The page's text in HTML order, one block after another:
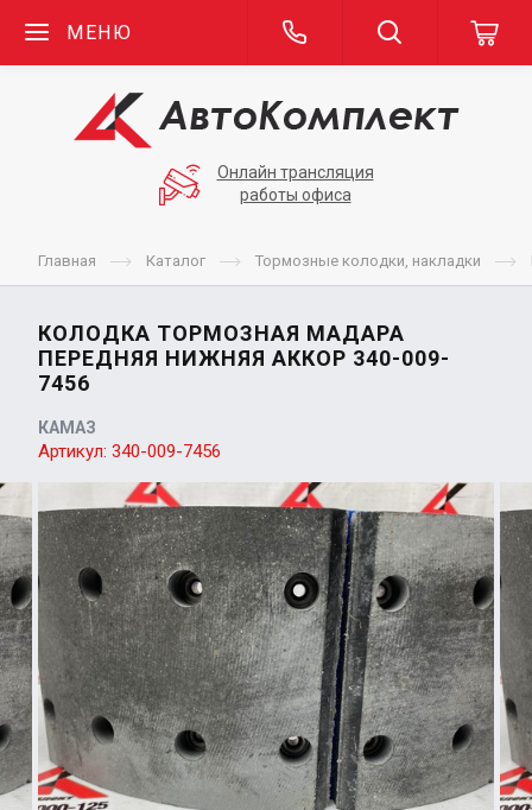
МЕНЮ
Онлайн трансляция
работы офиса
Главная Каталог Тормозные колодки, накладки
КОЛОДКА ТОРМОЗНАЯ МАДАРА
ПЕРЕДНЯЯ НИЖНЯЯ АККОР 340-009-
7456
КАМАЗ
Артикул: 340-009-7456